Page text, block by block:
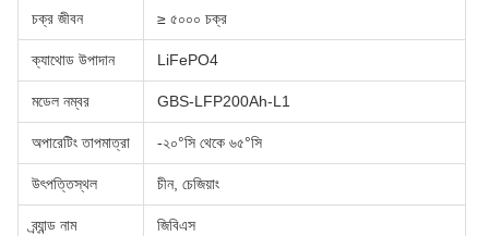
চক্র জীবন ≥ ৫০০০ চক্র
ক্যাথোড উপাদান LiFePO4
মডেল নম্বর GBS-LFP200Ah-L1
অপারেটিং তাপমাত্রা -২০°সি থেকে ৬৫°সি
উৎপত্তিস্থল চীন, চেজিয়াং
ব্র্যান্ড নাম জিবিএস